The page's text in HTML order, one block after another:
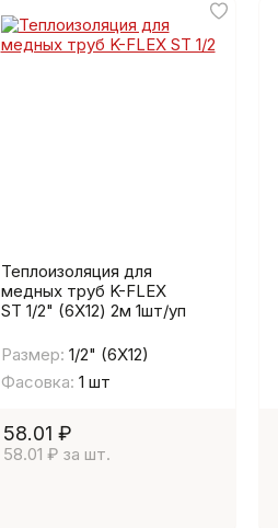
Теплоизоляция для
медных труб K-FLEX
ST 1/2" (6Х12) 2м 1шт/уп
Размер: 1/2" (6Х12)
Фасовка: 1 шт
58.01 ₽
58.01 ₽ за шт.